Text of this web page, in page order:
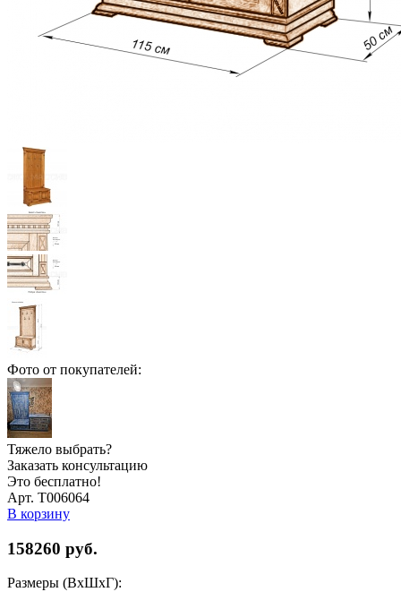
Фото от покупателей:
Тяжело выбрать?
Заказать консультацию
Это бесплатно!
Арт. Т006064
В корзину
158260 руб.
Размеры (ВхШхГ):